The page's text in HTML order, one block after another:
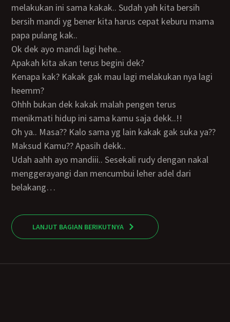
melakukan ini sama kakak.. Sudah yah kita bersih
bersih mandi yg bener kita harus cepat keburu mama
papa pulang kak..
Ok dek ayo mandi lagi hehe..
Apakah kita akan terus begini dek?
Kenapa kak? Kakak gak mau lagi melakukan nya lagi
heemm?
Ohhh bukan dek kakak malah pengen terus
menikmati hidup ini sama kamu saja dekk..!!
Oh ya.. Masa?? Kalo sama yg lain kakak gak suka ya??
Maksud Kamu?? Apasih dekk..
Udah aahh ayo mandiii.. Sesekali rudy dengan nakal
menggerayangi dan mencumbui leher adel dari
belakang…
LANJUT BAGIAN BERIKUTNYA